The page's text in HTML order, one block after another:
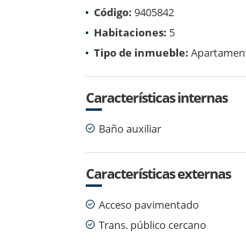
Código: 9405842
Habitaciones: 5
Tipo de inmueble:
Características internas
Baño auxiliar
Características externas
Acceso pavimentado
Trans. público cercano